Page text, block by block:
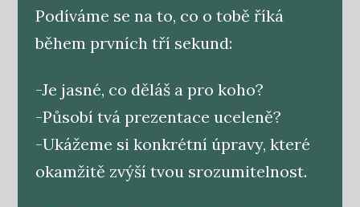
Podíváme se na to, co o tobě říká
během prvních tří sekund:
-Je jasné, co děláš a pro koho?
-Působí tvá prezentace uceleně?
-Ukážeme si konkrétní úpravy, které
okamžitě zvýší tvou srozumitelnost.